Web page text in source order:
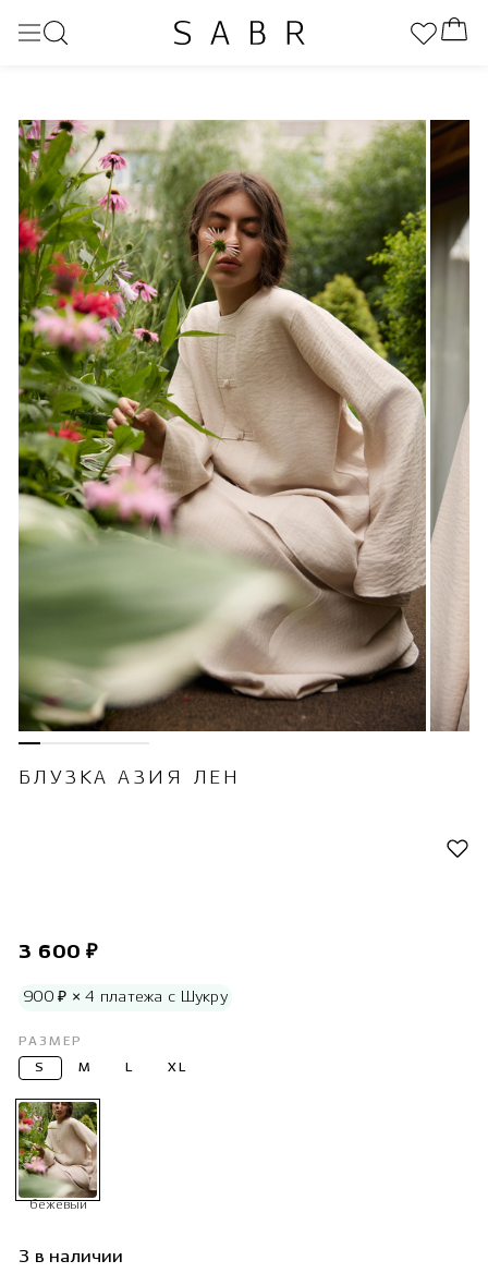
БЛУЗКА АЗИЯ ЛЕН
3 600 ₽
900 ₽ × 4 платежа с Шукру
РАЗМЕР
S M XL
бежевый
3 в наличии